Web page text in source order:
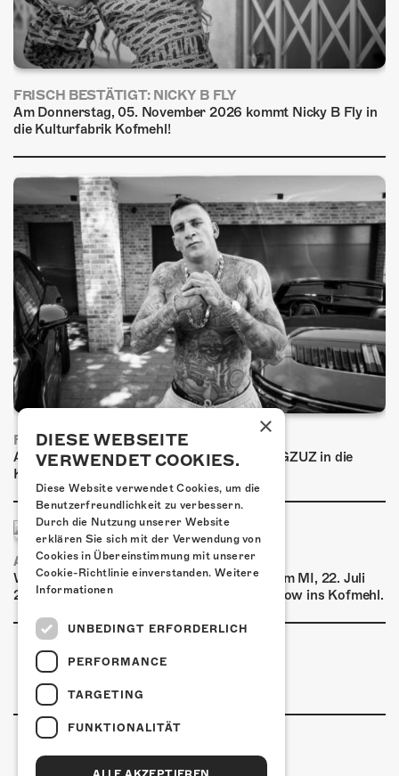
FRISCH BESTÄTIGT: NICKY B FLY
Am Donnerstag, 05. November 2026 kommt Nicky B Fly in
die Kulturfabrik Kofmehl!
FRISCH BESTÄTIGT: GZUZ
Am Donnerstag, 29. Oktober 2026 kommt GZUZ in die
Kulturfabrik Kofmehl!
AIRBOURNE - SPECIAL SUMMER SHOW
Wow, das ist ein Ding! Airbourne kommen am MI, 22. Juli
2026 für eine exklusive Special Summer Show ins Kofmehl.
×
DIESE WEBSEITE
VERWENDET COOKIES.
Diese Website verwendet Cookies, um die
Benutzerfreundlichkeit zu verbessern.
Durch die Nutzung unserer Website
erklären Sie sich mit der Verwendung von
Cookies in Übereinstimmung mit unserer
Cookie-Richtlinie einverstanden. Weitere
Informationen
UNBEDINGT ERFORDERLICH
PERFORMANCE
TARGETING
FUNKTIONALITÄT